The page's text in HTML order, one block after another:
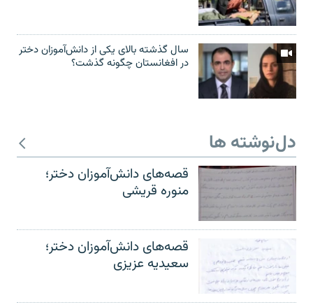
سال گذشته بالای یکی از دانش‌آموزان دختر
در افغانستان چگونه گذشت؟
دل‌نوشته ها
قصه‌های دانش‌آموزان دختر؛
منوره قریشی
قصه‌های دانش‌آموزان دختر؛
سعیدیه عزیزی